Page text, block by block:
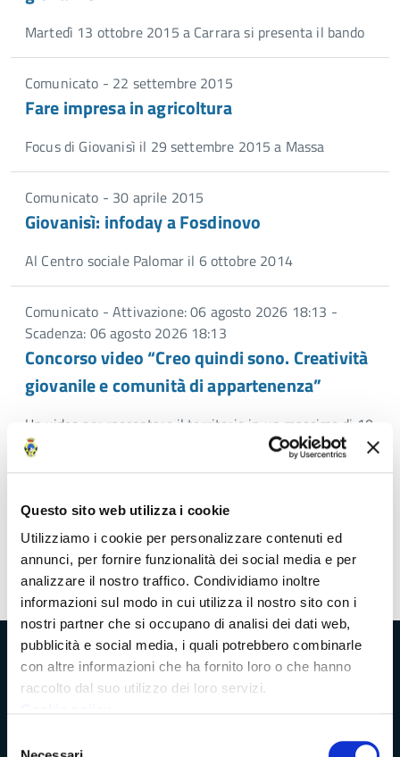
Questo sito web utilizza i cookie
Utilizziamo i cookie per personalizzare contenuti ed
annunci, per fornire funzionalità dei social media e per
analizzare il nostro traffico. Condividiamo inoltre
informazioni sul modo in cui utilizza il nostro sito con i
nostri partner che si occupano di analisi dei dati web,
pubblicità e social media, i quali potrebbero combinarle
con altre informazioni che ha fornito loro o che hanno
raccolto dal suo utilizzo dei loro servizi.
Martedì 13 ottobre 2015 a Carrara si presenta il bando
Comunicato - 22 settembre 2015
Fare impresa in agricoltura
Focus di Giovanisì il 29 settembre 2015 a Massa
Comunicato - 30 aprile 2015
Giovanisì: infoday a Fosdinovo
Al Centro sociale Palomar il 6 ottobre 2014
Comunicato - Attivazione: 06 agosto 2026 18:13 -
Scadenza: 06 agosto 2026 18:13
Concorso video “Creo quindi sono. Creatività
giovanile e comunità di appartenenza”
Un video per raccontare il territorio in un massimo di 10
minuti. Premio di 1500 euro
precedente
2
successiva
Provincia di Massa‑Carrara